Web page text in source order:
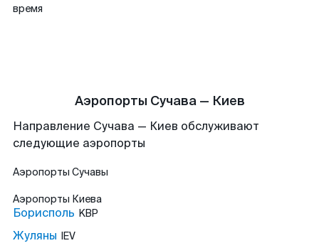
время
Аэропорты Сучава — Киев
Направление Сучава — Киев обслуживают
следующие аэропорты
Аэропорты Сучавы
Аэропорты Киева
Борисполь KBP
Жуляны IEV